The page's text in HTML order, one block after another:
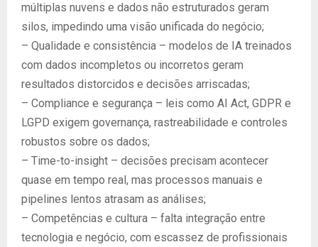
múltiplas nuvens e dados não estruturados geram
silos, impedindo uma visão unificada do negócio;
– Qualidade e consistência – modelos de IA treinados
com dados incompletos ou incorretos geram
resultados distorcidos e decisões arriscadas;
– Compliance e segurança – leis como AI Act, GDPR e
LGPD exigem governança, rastreabilidade e controles
robustos sobre os dados;
– Time-to-insight – decisões precisam acontecer
quase em tempo real, mas processos manuais e
pipelines lentos atrasam as análises;
– Competências e cultura – falta integração entre
tecnologia e negócio, com escassez de profissionais